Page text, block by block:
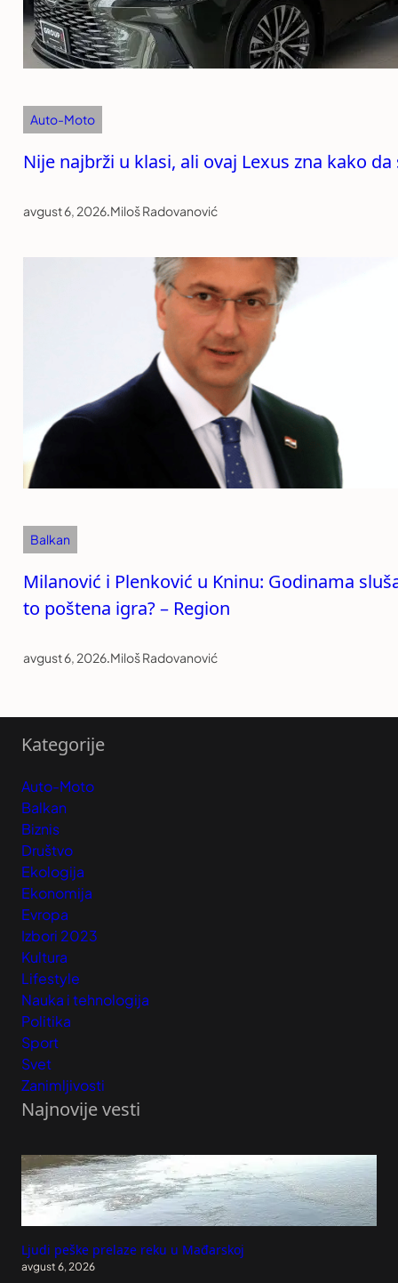
Auto-Moto
Nije najbrži u klasi, ali ovaj Lexus zna kako
avgust 6, 2026.Miloš Radovanović
Balkan
Milanović i Plenković u Kninu: Godinama
to poštena igra? – Region
avgust 6, 2026.Miloš Radovanović
Kategorije
Auto-Moto
Balkan
Biznis
Društvo
Ekologija
Ekonomija
Evropa
Izbori 2023
Kultura
Lifestyle
Nauka i tehnologija
Politika
Sport
Svet
Zanimljivosti
Najnovije vesti
Ljudi peške prelaze reku u Mađarskoj
avgust 6, 2026